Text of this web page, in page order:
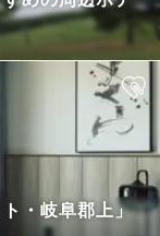
ト・岐阜郡上」